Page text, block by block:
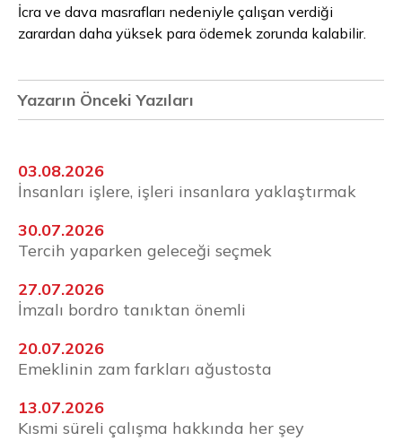
İcra ve dava masrafları nedeniyle çalışan verdiği
zarardan daha yüksek para ödemek zorunda kalabilir.
Yazarın Önceki Yazıları
03.08.2026
İnsanları işlere, işleri insanlara yaklaştırmak
30.07.2026
Tercih yaparken geleceği seçmek
27.07.2026
İmzalı bordro tanıktan önemli
20.07.2026
Emeklinin zam farkları ağustosta
13.07.2026
Kısmi süreli çalışma hakkında her şey